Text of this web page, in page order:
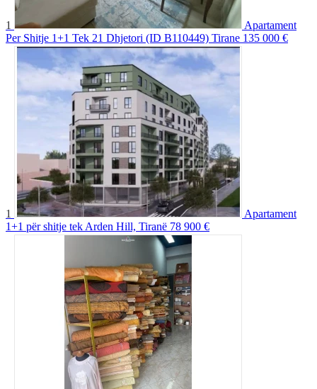
1
Apartament
Per Shitje 1+1 Tek 21 Dhjetori (ID B110449) Tirane 135 000 €
1
Apartament
1+1 për shitje tek Arden Hill, Tiranë 78 900 €